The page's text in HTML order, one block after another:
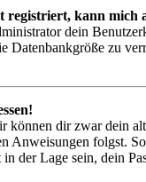
registriert, kann mich
dein
Datenbankgröße zu
können dir zwar dein
Anweisungen folgst.
der Lage sein, dein